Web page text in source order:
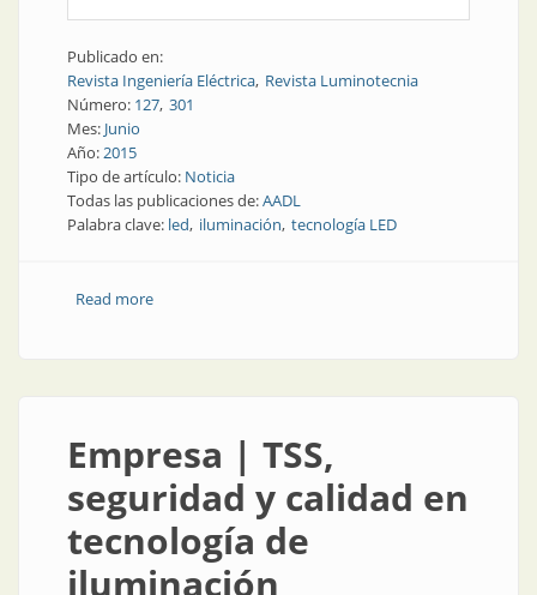
Publicado en:
Revista Ingeniería Eléctrica Revista Luminotecnia
Número: 127 301
Mes: Junio
Año:2015
Tipo de artículo: Noticia
Todas las publicaciones de:AADL
Palabra clave: led iluminación tecnología LED
Read moreabout Noticias | La tecnología led da que hablar
Empresa | TSS,
seguridad y calidad en
tecnología de
iluminación